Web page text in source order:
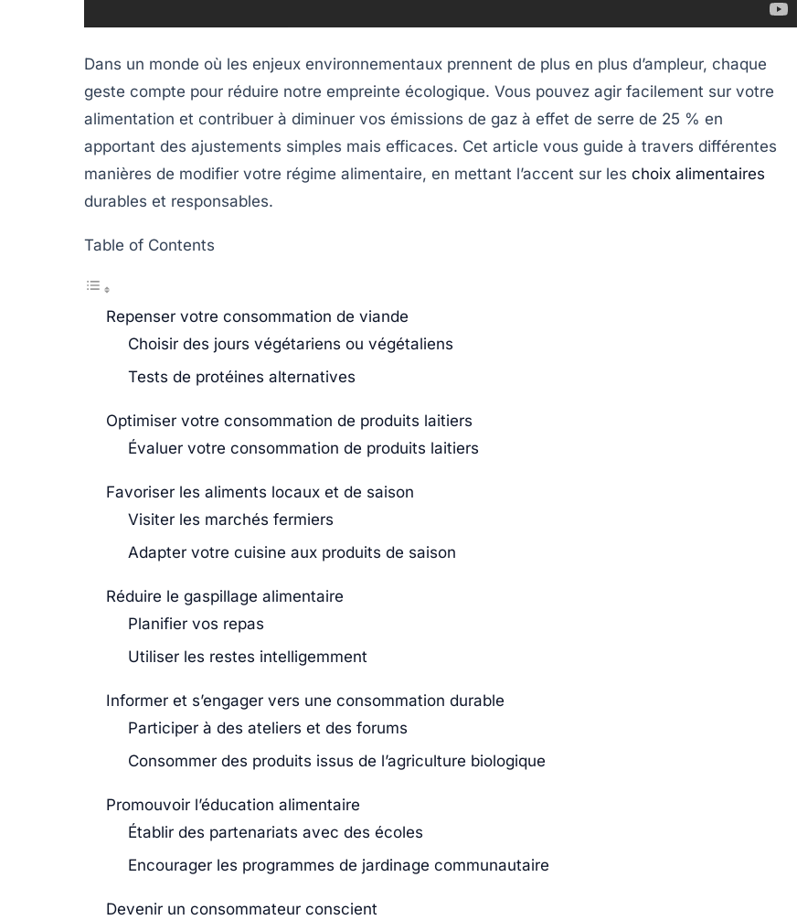
Dans un monde où les enjeux environnementaux prennent de plus en plus d’ampleur, chaque
geste compte pour réduire notre empreinte écologique. Vous pouvez agir facilement sur votre
alimentation et contribuer à diminuer vos émissions de gaz à effet de serre de 25 % en
apportant des ajustements simples mais efficaces. Cet article vous guide à travers différentes
manières de modifier votre régime alimentaire, en mettant l’accent sur les choix alimentaires
durables et responsables.
Table of Contents
Repenser votre consommation de viande
Choisir des jours végétariens ou végétaliens
Tests de protéines alternatives
Optimiser votre consommation de produits laitiers
Évaluer votre consommation de produits laitiers
Favoriser les aliments locaux et de saison
Visiter les marchés fermiers
Adapter votre cuisine aux produits de saison
Réduire le gaspillage alimentaire
Planifier vos repas
Utiliser les restes intelligemment
Informer et s’engager vers une consommation durable
Participer à des ateliers et des forums
Consommer des produits issus de l’agriculture biologique
Promouvoir l’éducation alimentaire
Établir des partenariats avec des écoles
Encourager les programmes de jardinage communautaire
Devenir un consommateur conscient